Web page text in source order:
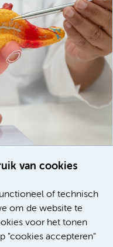
van cookies
of technisch
om de website te
voor het tonen
"cookies accepteren"
verbeteren